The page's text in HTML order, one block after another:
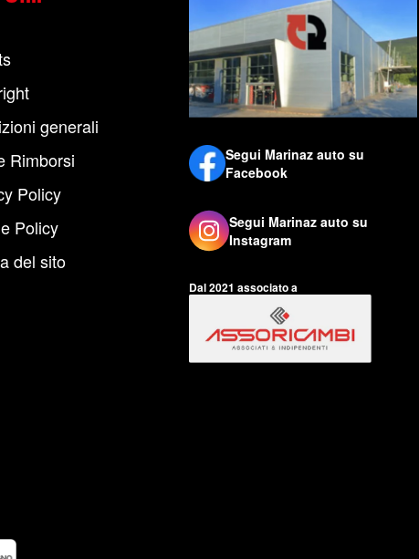
generali
Rimborsi
Policy
Policy
del sito
Segui Marinaz auto su
Facebook
Segui Marinaz auto su
Instagram
Dal 2021 associato a